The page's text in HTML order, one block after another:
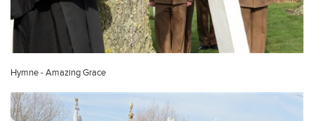
Hymne - Amazing Grace